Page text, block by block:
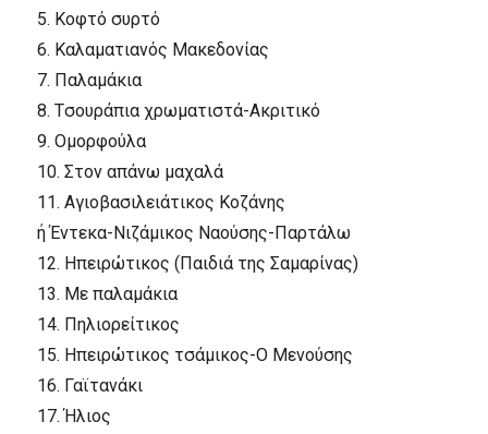
5. Kοφτό συρτό
6. Kαλαματιανός Mακεδονίας
7. Παλαμάκια
8. Tσουράπια χρωματιστά-Aκριτικό
9. Oμορφούλα
10. Στον απάνω μαχαλά
11. Aγιοβασιλειάτικος Kοζάνης
ή Έντεκα-Nιζάμικος Nαούσης-Παρτάλω
12. Hπειρώτικος (Παιδιά της Σαμαρίνας)
13. Mε παλαμάκια
14. Πηλιορείτικος
15. Hπειρώτικος τσάμικος-O Mενούσης
16. Γαϊτανάκι
17.Ήλιος